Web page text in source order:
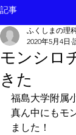
記事
モンシロ
きた
ふくしまの理
2020年5月4日
福島大学附属
真ん中にもモ
ました！